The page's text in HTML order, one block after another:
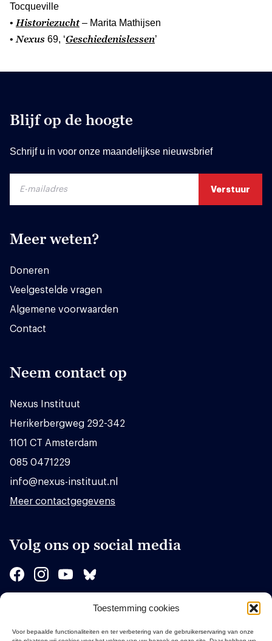
Toestemming cookies
Voor bepaalde functionaliteiten en ter verbetering van de gebruikerservaring van onze
Tocqueville
• Historiezucht– Marita Mathijsen
• Nexus 69, ‘Geschiedenislessen’
Blijf op de hoogte
Schrijf u in voor onze maandelijkse nieuwsbrief
Meer weten?
Doneren
Veelgestelde vragen
Algemene voorwaarden
Contact
Neem contact op
Nexus Instituut
Herikerbergweg 292-342
1101 CT Amsterdam
085 0471229
info@nexus-instituut.nl
Meer contactgegevens
Volg ons op social media